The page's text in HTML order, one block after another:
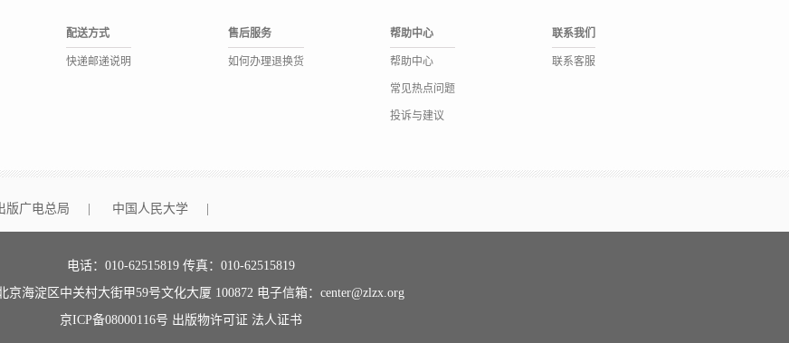
配送方式
快递邮递说明
售后服务
如何办理退换货
帮助中心
帮助中心
常见热点问题
投诉与建议
联系我们
联系客服
版广电总局 中国人民大学
电话：010-62515819 传真：010-62515819
京海淀区中关村大街甲59号文化大厦 100872 电子信箱：center@zlzx.org
京ICP备08000116号 出版物许可证 法人证书